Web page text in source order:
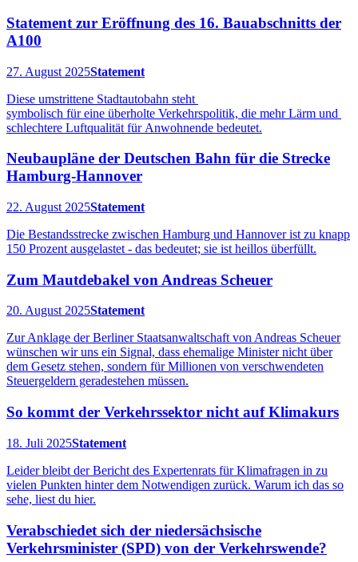
Statement zur Eröffnung des 16. Bauabschnitts der
A100
27. August 2025Statement
Diese umstrittene Stadtautobahn steht
symbolisch für eine überholte Verkehrspolitik, die mehr Lärm und
schlechtere Luftqualität für Anwohnende bedeutet.
Neubaupläne der Deutschen Bahn für die Strecke
Hamburg-Hannover
22. August 2025Statement
Die Bestandsstrecke zwischen Hamburg und Hannover ist zu knapp
150 Prozent ausgelastet - das bedeutet; sie ist heillos überfüllt.
Zum Mautdebakel von Andreas Scheuer
20. August 2025Statement
Zur Anklage der Berliner Staatsanwaltschaft von Andreas Scheuer
wünschen wir uns ein Signal, dass ehemalige Minister nicht über
dem Gesetz stehen, sondern für Millionen von verschwendeten
Steuergeldern geradestehen müssen.
So kommt der Verkehrssektor nicht auf Klimakurs
18. Juli 2025Statement
Leider bleibt der Bericht des Expertenrats für Klimafragen in zu
vielen Punkten hinter dem Notwendigen zurück. Warum ich das so
sehe, liest du hier.
Verabschiedet sich der niedersächsische
Verkehrsminister (SPD) von der Verkehrswende?